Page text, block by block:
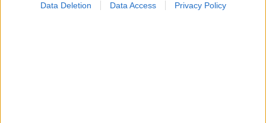
Data Deletion Data Access Privacy Policy